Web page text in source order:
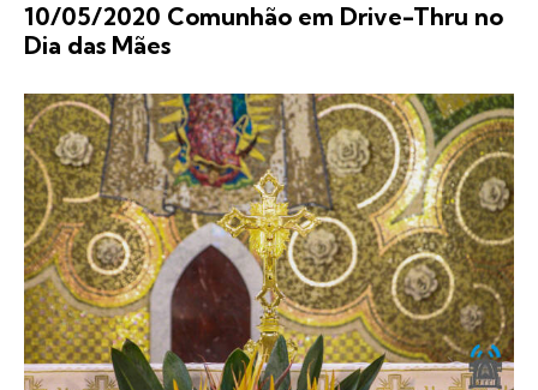
10/05/2020 Comunhão em Drive-Thru no
Dia das Mães